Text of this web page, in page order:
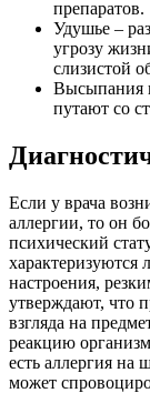
препаратов.
Удушье –
угрозу
слизистой
Высыпания
путают со
Если у врача
аллергии, то он
психический
характеризуются
настроения,
утверждают, что
взгляда на
реакцию
есть аллергия на
может